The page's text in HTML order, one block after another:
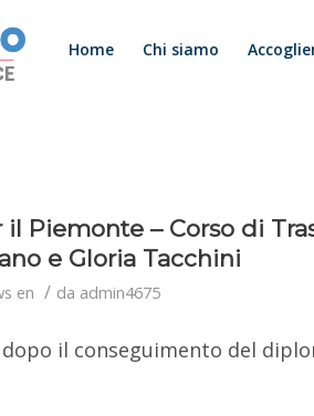
Home Chi siamo
Piemonte – Corso di
e Gloria Tacchini
en / da admin4675
il conseguimento del